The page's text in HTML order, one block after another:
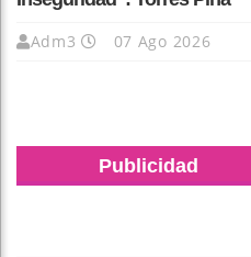
Adm3 07 Ago 2026
Publicidad